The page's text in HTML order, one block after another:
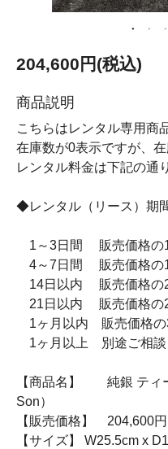
204,600円(税込)
商品説明
こちらはレンタル専用商
在庫数が0表示ですが、在
レンタル料金は下記の通
◆レンタル（リース）期
1～3日間 販売価格の
4～7日間 販売価格の
14日以内 販売価格の
21日以内 販売価格の
1ヶ月以内 販売価格の
1ヶ月以上 別途ご相談
【商品名】 純銀 ティ
Son）
【販売価格】 204,600
【サイズ】 W25.5cm x